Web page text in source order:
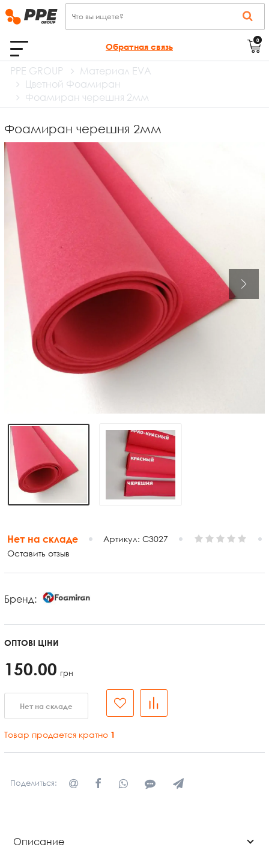
Обратная связь
0
PPE GROUP
Материал EVA
Цветной Фоамиран
Фоамиран черешня 2мм
Фоамиран черешня 2мм
Нет на складе Артикул: C3027
Оставить отзыв
Бренд:
ОПТОВІ ЦІНИ
150.00 грн
Нет на складе
Товар продается кратно 1
Поделиться:
Описание